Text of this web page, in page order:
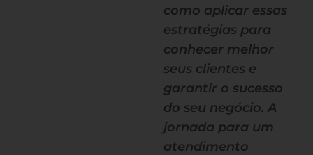
como aplicar essas
estratégias para
conhecer melhor
seus clientes e
garantir o sucesso
do seu negócio. A
jornada para um
atendimento